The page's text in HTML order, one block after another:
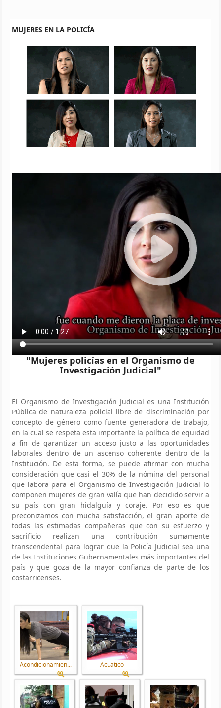
MUJERES EN LA POLICÍA
"Mujeres policías en el Organismo de
Investigación Judicial"
El Organismo de Investigación Judicial es una Institución
Pública de naturaleza policial libre de discriminación por
concepto de género como fuente generadora de trabajo,
en la cual se respeta esta importante la política de equidad
a fin de garantizar un acceso justo a las oportunidades
laborales dentro de un ascenso coherente dentro de la
Institución. De esta forma, se puede afirmar con mucha
consideración que casi el 30% de la nómina del personal
que labora para el Organismo de Investigación Judicial lo
componen mujeres de gran valía que han decidido servir a
su país con gran hidalguía y coraje. Por eso es que
preconizamos con mucha satisfacción, el gran aporte de
todas las estimadas compañeras que con su esfuerzo y
sacrificio realizan una contribución sumamente
transcendental para lograr que la Policía Judicial sea una
de las Instituciones Gubernamentales más importantes del
país y que goza de la mayor confianza de parte de los
costarricenses.
Acondicionamien... Acuatico